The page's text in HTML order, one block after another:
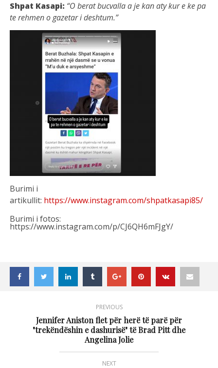
Shpat Kasapi: “O berat bucvalla a je kan aty kur e ke pa
te rehmen o gazetar i deshtum.”
Burimi i
artikullit: https://www.instagram.com/shpatkasapi85/
Burimi i fotos:
https://www.instagram.com/p/CJ6QH6mFJgY/
PREVIOUS
Jennifer Aniston flet për herë të parë për
"trekëndëshin e dashurisë" të Brad Pitt dhe
Angelina Jolie
NEXT